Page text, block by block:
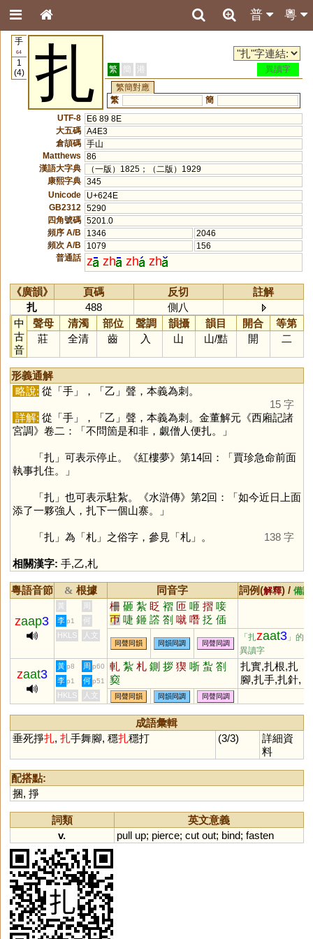
粵
普
手
64
1
(4)
扎 繁 簡 港
異讀字
繁簡對應
繁
簡
UTF-8
E6 89 8E
大五碼 A4E3
倉頡碼 手山
Matthews
86
漢語大字典
（一版）1825；（二版）1929
康熙字典 345
Unicode
U+624E
GB2312
5290
四角號碼 5201.0
頻序 A/B
1346
2046
頻次 A/B
1079
156
普通話 z zh zh zh
《廣韻》 頁碼 反切
註解
扎
488
側八
中
古
音
聲母 清濁 部位 聲調 韻攝 韻目 開合
等第
莊
全清 齒 入 山 山/黠 開 二
形義通解
略說: 從「 手」，「 乙 」聲，本義為刺。
15 字
詳解: 從「 手」，「 乙 」聲，本義為刺。金董解元《西廂記諸
宮調》卷二：「不問箇是和非，覷僧人便扎。」
「 扎 」可表示停止。《紅樓夢》第14回：「賈珍急命前面
執事扎住。」
「 扎 」也可表示駐紮。《水滸傳》第2回：「如今近日上面
添了一夥強人，扎下一個山寨。」
「 扎 」為「 札」之俗字，參見「 札」。 138 字
相關漢字: 手,乙,札
粵語音節 & 根據 同音字 詞例(解釋) / 備註
zaap3
黃 周 柵 砸 紮 眨 褶 匝 咂 摺 唼
帀 啑 鉔 譗 劄 噈 噆 抸 偛
李 p1
何
HKLS
人文
同聲同韻 同韻同調 同聲同調
「扎zaat3 」的
異讀字
zaat3
黃 p8 周 p60 軋 紮 札 鍘 拶 猰 哳 蚻 劄
窫
扎實,扎根,扎
腳,扎手,扎針,
掙扎,扎縛,扎花
李 p1 何 p51
HKLS 人文 同聲同韻 同韻同調 同聲同調
成語彙輯
垂死掙扎, 扎手舞腳, 穩扎穩打 (3/3)
詳細資
料
配搭點:
捆, 掙
詞類
英文意義
v.
pull up; pierce; cut out; bind; fasten